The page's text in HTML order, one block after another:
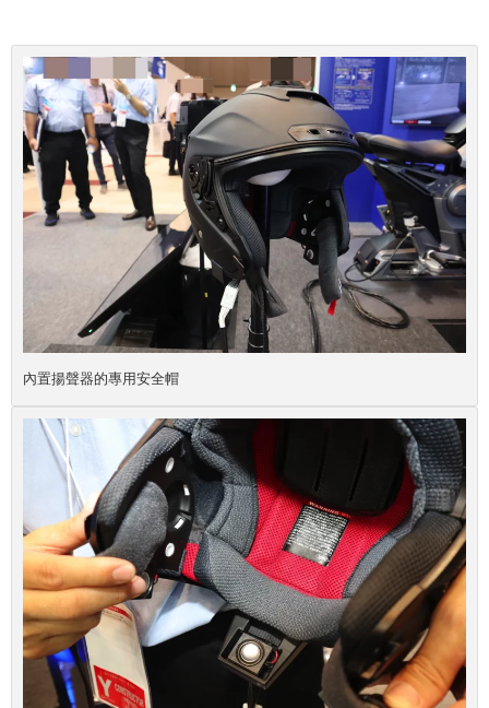
內置揚聲器的專用安全帽